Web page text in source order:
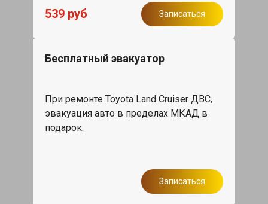
539 руб Записаться
Бесплатный эвакуатор
При ремонте Toyota Land Cruiser ДВС,
эвакуация авто в пределах МКАД в
подарок.
Записаться